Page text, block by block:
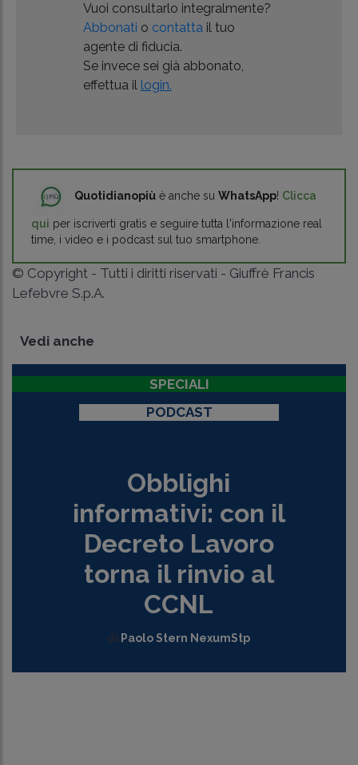
Vuoi consultarlo integralmente?
Abbonati o contattail tuo
agente di fiducia.
Se invece sei già abbonato,
effettua il login.
Quotidianopiù è anche su WhatsApp! Clicca
qui per iscriverti gratis e seguire tutta l'informazione real
time, i video e i podcast sul tuo smartphone.
© Copyright - Tutti i diritti riservati - Giuffrè Francis
Lefebvre S.p.A.
Vedi anche
SPECIALI
PODCAST
Obblighi
informativi: con il
Decreto Lavoro
torna il rinvio al
CCNL
di Paolo Stern NexumStp